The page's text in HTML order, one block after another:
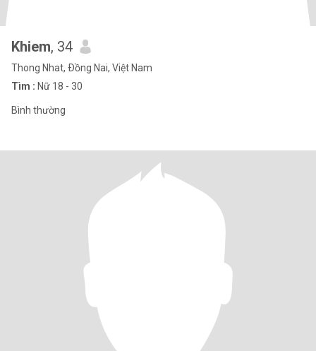
Khiem, 34
Thong Nhat, Ðồng Nai, Việt Nam
Tìm : Nữ 18 - 30
Bình thường